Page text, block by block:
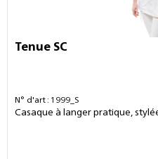
Tenue SC
N° d'art : 1999_S
Casaque à langer pratique,